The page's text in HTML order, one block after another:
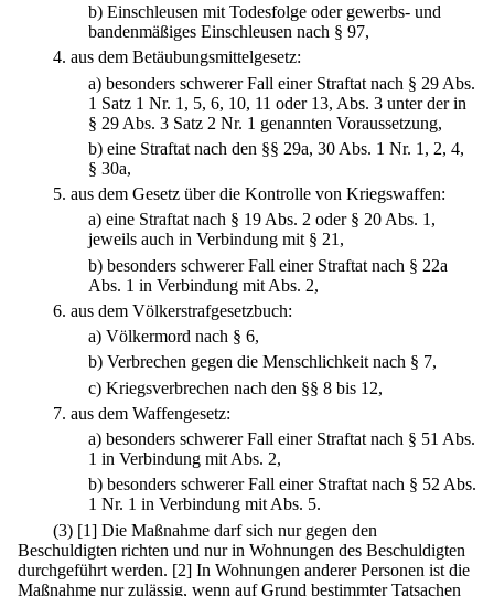
b) Einschleusen mit Todesfolge oder gewerbs- und
bandenmäßiges Einschleusen nach § 97,
4. aus dem Betäubungsmittelgesetz:
a) besonders schwerer Fall einer Straftat nach § 29 Abs.
1 Satz 1 Nr. 1, 5, 6, 10, 11 oder 13, Abs. 3 unter der in
§ 29 Abs. 3 Satz 2 Nr. 1 genannten Voraussetzung,
b) eine Straftat nach den §§ 29a, 30 Abs. 1 Nr. 1, 2, 4,
§ 30a,
5. aus dem Gesetz über die Kontrolle von Kriegswaffen:
a) eine Straftat nach § 19 Abs. 2 oder § 20 Abs. 1,
jeweils auch in Verbindung mit § 21,
b) besonders schwerer Fall einer Straftat nach § 22a
Abs. 1 in Verbindung mit Abs. 2,
6. aus dem Völkerstrafgesetzbuch:
a) Völkermord nach § 6,
b) Verbrechen gegen die Menschlichkeit nach § 7,
c) Kriegsverbrechen nach den §§ 8 bis 12,
7. aus dem Waffengesetz:
a) besonders schwerer Fall einer Straftat nach § 51 Abs.
1 in Verbindung mit Abs. 2,
b) besonders schwerer Fall einer Straftat nach § 52 Abs.
1 Nr. 1 in Verbindung mit Abs. 5.
(3) [1] Die Maßnahme darf sich nur gegen den
Beschuldigten richten und nur in Wohnungen des Beschuldigten
durchgeführt werden. [2] In Wohnungen anderer Personen ist die
Maßnahme nur zulässig, wenn auf Grund bestimmter Tatsachen